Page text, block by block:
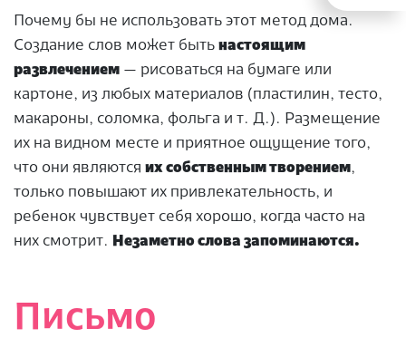
Почему бы не использовать этот метод дома.
Создание слов может быть настоящим
развлечением — рисоваться на бумаге или
картоне, из любых материалов (пластилин, тесто,
макароны, соломка, фольга и т. Д.). Размещение
их на видном месте и приятное ощущение того,
что они являются их собственным творением,
только повышают их привлекательность, и
ребенок чувствует себя хорошо, когда часто на
них смотрит. Незаметно слова запоминаются.
Письмо